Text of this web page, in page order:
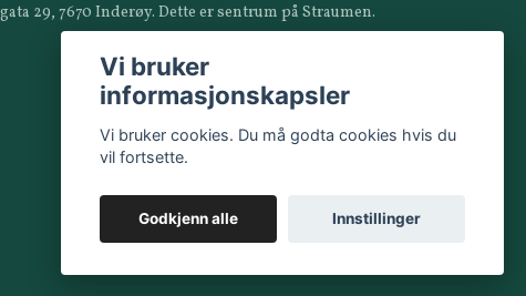
29, 7670 Inderøy. Dette er sentrum på Straumen.
Vi bruker
informasjonskapsler
Vi bruker cookies. Du må godta cookies hvis du
vil fortsette.
Godkjenn alle Innstillinger